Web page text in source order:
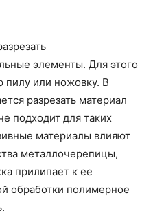
элементы. Для этого
пилу или ножовку. В
разрезать материал
подходит для таких
материалы влияют
металлочерепицы,
прилипает к ее
обработки полимерное